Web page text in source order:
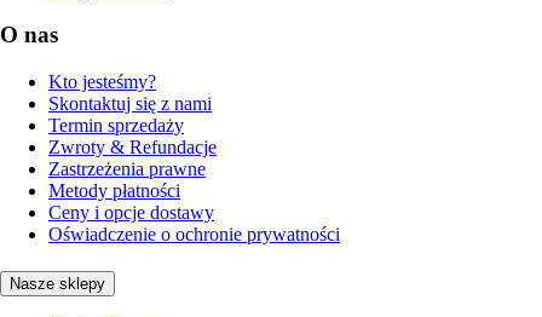
O nas
Kto jesteśmy?
Skontaktuj się z nami
Termin sprzedaży
Zwroty & Refundacje
Zastrzeżenia prawne
Metody płatności
Ceny i opcje dostawy
Oświadczenie o ochronie prywatności
Nasze sklepy